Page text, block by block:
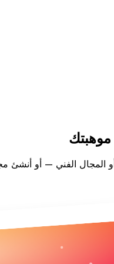
الفني — أو أنشئ